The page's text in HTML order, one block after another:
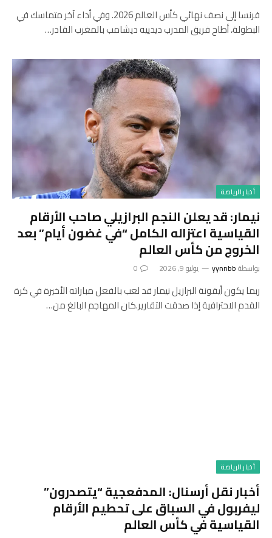
فرنسا إلى نصف نهائي كأس العالم 2026. وفي أداء آخر متماسك في
البطولة، أطاح فريق المدرب ديدييه ديشامب بالمغرب القادر…
أخبار الرياضة
نيمار: قد يعلن النجم البرازيلي صاحب الأرقام
القياسية اعتزاله الكامل “في غضون أيام” بعد
الخروج من كأس العالم
بواسطةyynnbb يوليو 9, 2026 0
ربما يكون أيقونة البرازيل نيمار قد لعب بالفعل مباراته الأخيرة في كرة
القدم الاحترافية إذا صدقت التقارير.كان المهاجم البالغ من…
أخبار الرياضة
أخبار نقل أرسنال: المدفعجية “يتصدرون”
ليفربول في السباق على تحطيم الأرقام
القياسية في كأس العالم